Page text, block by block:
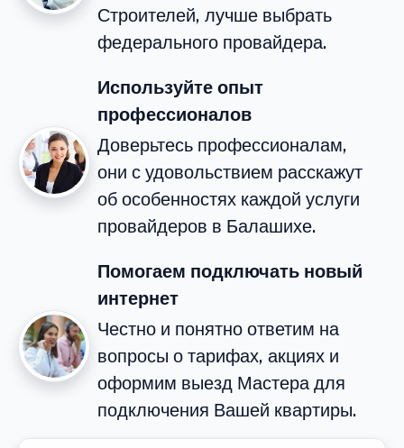
Строителей, лучше выбрать
федерального провайдера.
Используйте опыт
профессионалов
Доверьтесь профессионалам,
они с удовольствием расскажут
об особенностях каждой услуги
провайдеров в Балашихе.
Помогаем подключать новый
интернет
Честно и понятно ответим на
вопросы о тарифах, акциях и
оформим выезд Мастера для
подключения Вашей квартиры.